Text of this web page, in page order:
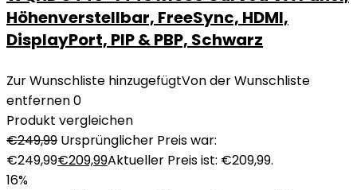
Höhenverstellbar, FreeSync, HDMI,
DisplayPort, PIP & PBP, Schwarz
Zur Wunschliste hinzugefügtVon der Wunschliste
entfernen0
Produkt vergleichen
€249,99 Ursprünglicher Preis war:
€249,99€209,99Aktueller Preis ist: €209,99.
16%